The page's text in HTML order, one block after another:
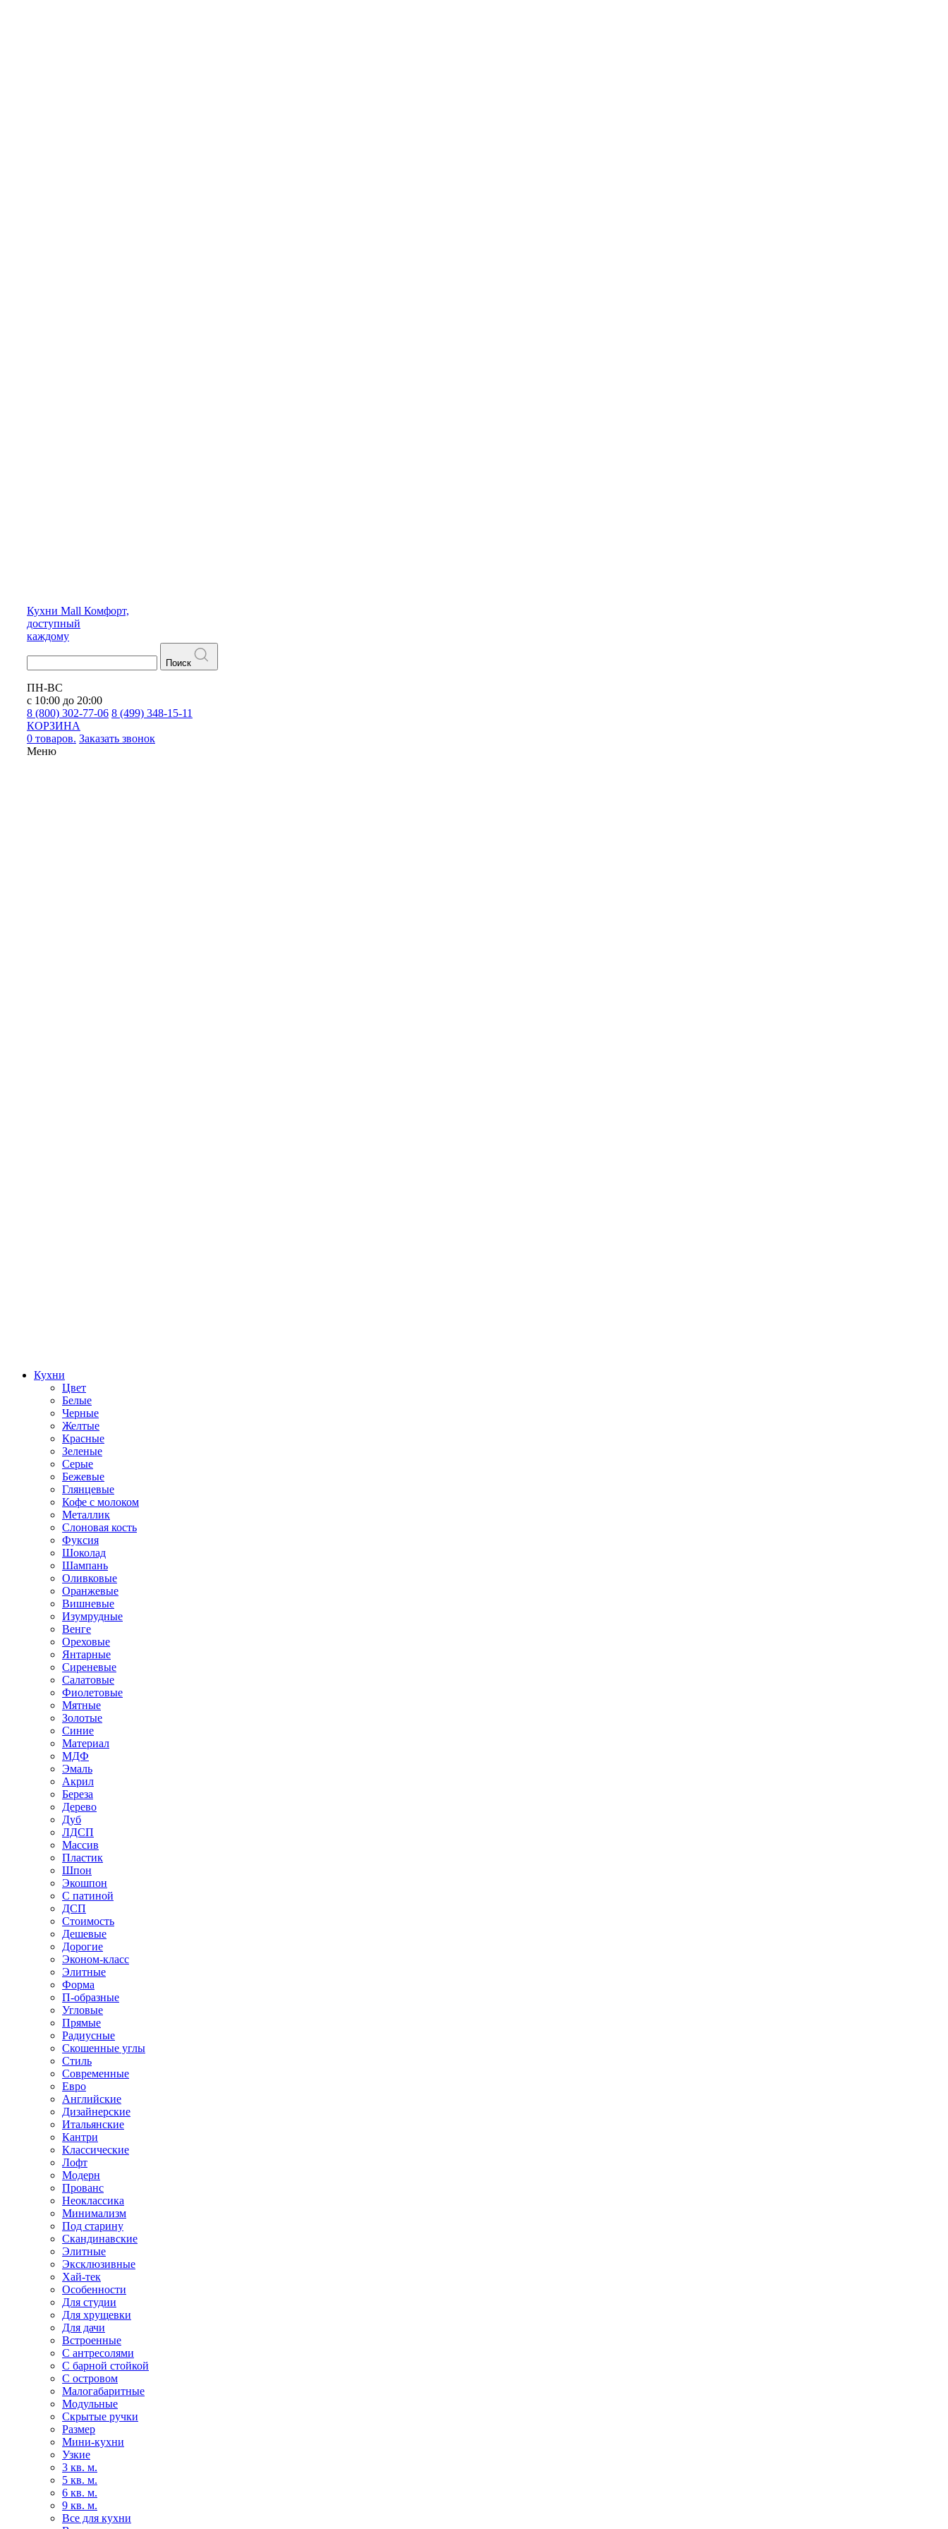
Кухни Mall Комфорт,
доступный
каждому
Поиск
ПН-ВС
с 10:00 до 20:00
8 (800) 302-77-06 8 (499) 348-15-11
КОРЗИНА
0 товаров. Заказать звонок
Меню
Кухни
Цвет
Белые
Черные
Желтые
Красные
Зеленые
Серые
Бежевые
Глянцевые
Кофе с молоком
Металлик
Слоновая кость
Фуксия
Шоколад
Шампань
Оливковые
Оранжевые
Вишневые
Изумрудные
Венге
Ореховые
Янтарные
Сиреневые
Салатовые
Фиолетовые
Мятные
Золотые
Синие
Материал
МДФ
Эмаль
Акрил
Береза
Дерево
Дуб
ЛДСП
Массив
Пластик
Шпон
Экошпон
С патиной
ДСП
Стоимость
Дешевые
Дорогие
Эконом-класс
Элитные
Форма
П-образные
Угловые
Прямые
Радиусные
Скошенные углы
Стиль
Современные
Евро
Английские
Дизайнерские
Итальянские
Кантри
Классические
Лофт
Модерн
Прованс
Неоклассика
Минимализм
Под старину
Скандинавские
Элитные
Эксклюзивные
Хай-тек
Особенности
Для студии
Для хрущевки
Для дачи
Встроенные
С антресолями
С барной стойкой
С островом
Малогабаритные
Модульные
Скрытые ручки
Размер
Мини-кухни
Узкие
3 кв. м.
5 кв. м.
6 кв. м.
9 кв. м.
Все для кухни